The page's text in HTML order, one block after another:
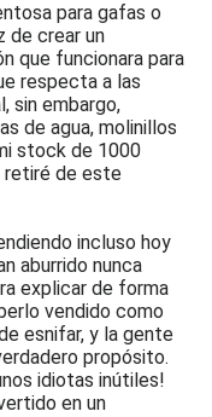
para gafas o
de crear un
que funcionara para
respecta a las
sin embargo,
de agua, molinillos
stock de 1000
retiré de este
incluso hoy
aburrido nunca
explicar de forma
vendido como
esnifar, y la gente
propósito.
idiotas inútiles!
en un